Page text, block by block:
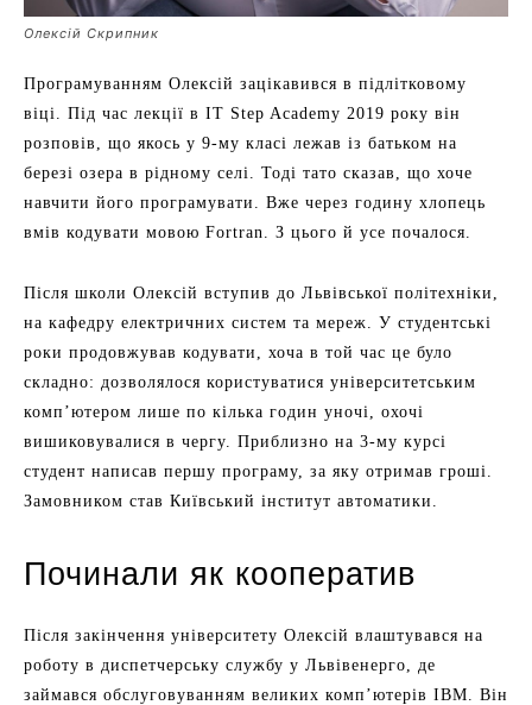
Олексій Скрипник
Програмуванням Олексій зацікавився в підлітковому
віці. Під час лекції в ІТ Step Academy 2019 року він
розповів, що якось у 9-му класі лежав із батьком на
березі озера в рідному селі. Тоді тато сказав, що хоче
навчити його програмувати. Вже через годину хлопець
вмів кодувати мовою Fortran. З цього й усе почалося.
Після школи Олексій вступив до Львівської політехніки,
на кафедру електричних систем та мереж. У студентські
роки продовжував кодувати, хоча в той час це було
складно: дозволялося користуватися університетським
комп’ютером лише по кілька годин уночі, охочі
вишиковувалися в чергу. Приблизно на 3-му курсі
студент написав першу програму, за яку отримав гроші.
Замовником став Київський інститут автоматики.
Починали як кооператив
Після закінчення університету Олексій влаштувався на
роботу в диспетчерську службу у Львівенерго, де
займався обслуговуванням великих комп’ютерів IBM. Він